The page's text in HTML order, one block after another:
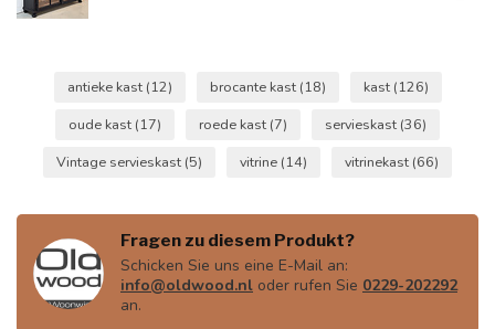
antieke kast (12) brocante kast (18) kast (126)
oude kast (17) roede kast (7) servieskast (36)
Vintage servieskast (5) vitrine (14) vitrinekast (66)
Fragen zu diesem Produkt?
Schicken Sie uns eine E-Mail an:
info@oldwood.nl oder rufen Sie 0229-202292
an.